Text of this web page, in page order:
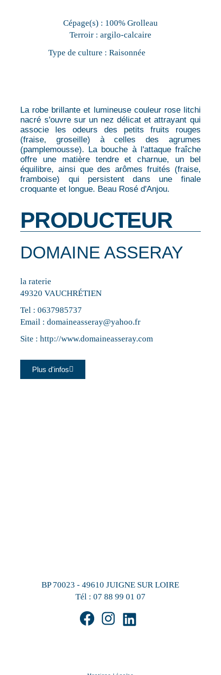
Cépage(s) : 100% Grolleau
Terroir : argilo-calcaire
Type de culture : Raisonnée
La robe brillante et lumineuse couleur rose litchi
nacré s'ouvre sur un nez délicat et attrayant qui
associe les odeurs des petits fruits rouges
(fraise, groseille) à celles des agrumes
(pamplemousse). La bouche à l'attaque fraîche
offre une matière tendre et charnue, un bel
équilibre, ainsi que des arômes fruités (fraise,
framboise) qui persistent dans une finale
croquante et longue. Beau Rosé d'Anjou.
PRODUCTEUR
DOMAINE ASSERAY
la raterie
49320 VAUCHRÉTIEN
Tel :0637985737
Email :domaineasseray@yahoo.fr
Site :http://www.domaineasseray.com
Plus d'infos
BP 70023 - 49610 JUIGNE SUR LOIRE
Tél : 07 88 99 01 07